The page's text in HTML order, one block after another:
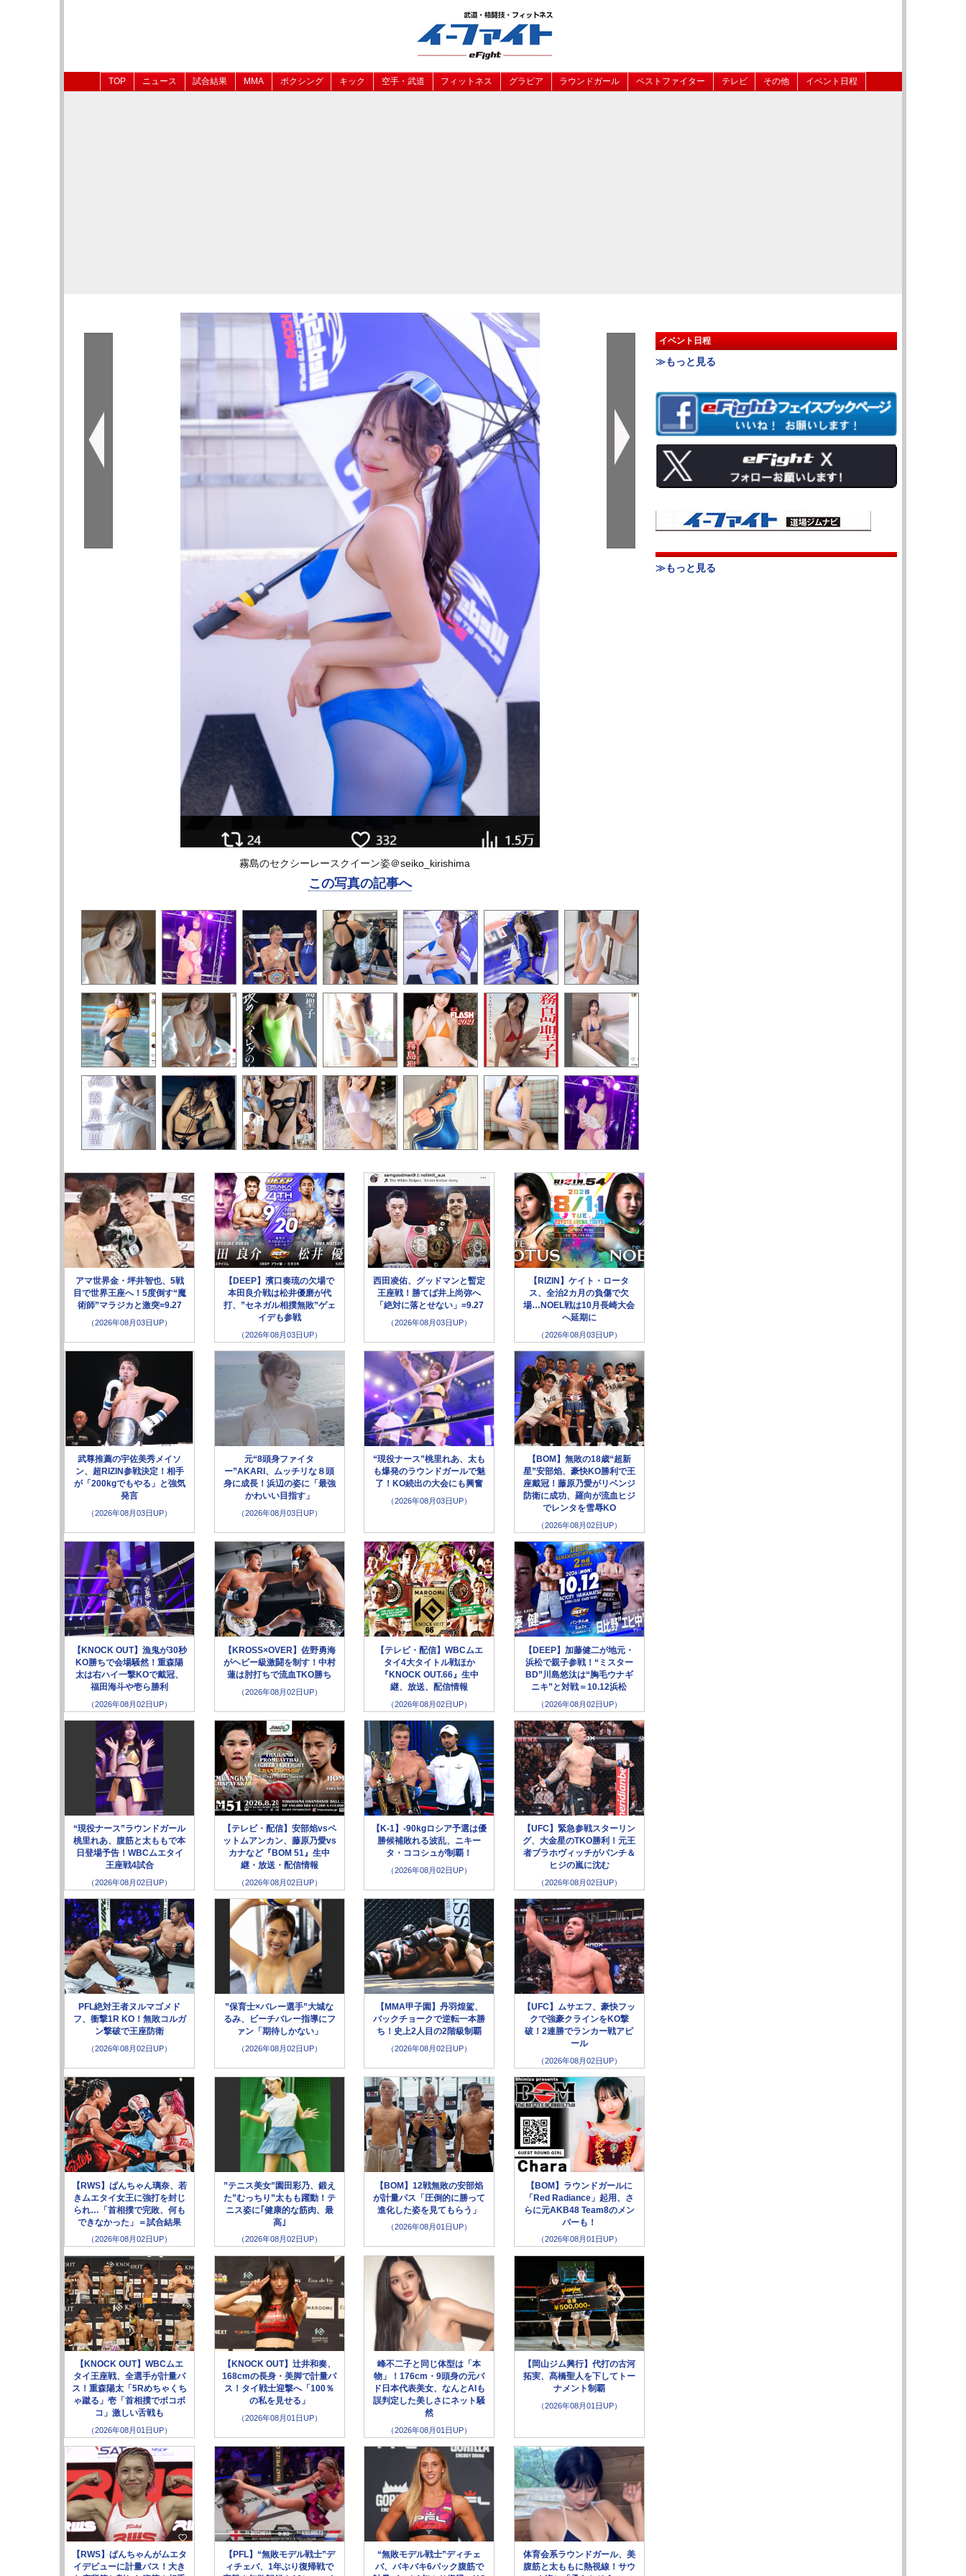
TOP ニュース 試合結果 MMA ボクシング キック 空手・武道 フィットネス グラビア ラウンドガール ベストファイター テレビ その他 イベント日程
霧島のセクシーレースクイーン姿＠seiko_kirishima
この写真の記事へ
アマ世界金・坪井智也、5戦
目で世界王座へ！5度倒す“魔
術師”マラジカと激突=9.27
（2026年08月03日UP）
【DEEP】濱口奏琉の欠場で
本田良介戦は松井優磨が代
打、”セネガル相撲無敗”ゲェ
イデも参戦
（2026年08月03日UP）
西田凌佑、グッドマンと暫定
王座戦！勝てば井上尚弥へ
「絶対に落とせない」=9.27
（2026年08月03日UP）
【RIZIN】ケイト・ロータ
ス、全治2カ月の負傷で欠
場…NOEL戦は10月長崎大会
へ延期に
（2026年08月03日UP）
武尊推薦の宇佐美秀メイソ
ン、超RIZIN参戦決定！相手
が「200kgでもやる」と強気
発言
（2026年08月03日UP）
元“8頭身ファイタ
ー”AKARI、ムッチリな８頭
身に成長！浜辺の姿に「最強
かわいい目指す」
（2026年08月03日UP）
“現役ナース”桃里れあ、太も
も爆発のラウンドガールで魅
了！KO続出の大会にも興奮
（2026年08月03日UP）
【BOM】無敗の18歳“超新
星”安部焰、豪快KO勝利で王
座戴冠！藤原乃愛がリベンジ
防衛に成功、羅向が流血ヒジ
でレンタを雪辱KO
（2026年08月02日UP）
【KNOCK OUT】漁鬼が30秒
KO勝ちで会場騒然！重森陽
太は右ハイ一撃KOで戴冠、
福田海斗や壱ら勝利
（2026年08月02日UP）
【KROSS×OVER】佐野勇海
がヘビー級激闘を制す！中村
蓮は肘打ちで流血TKO勝ち
（2026年08月02日UP）
【テレビ・配信】WBCムエ
タイ4大タイトル戦ほか
『KNOCK OUT.66』生中
継、放送、配信情報
（2026年08月02日UP）
【DEEP】加藤健二が地元・
浜松で親子参戦！“ミスター
BD”川島悠汰は“胸毛ウナギ
ニキ”と対戦＝10.12浜松
（2026年08月02日UP）
“現役ナース”ラウンドガール
桃里れあ、腹筋と太ももで本
日登場予告！WBCムエタイ
王座戦4試合
（2026年08月02日UP）
【テレビ・配信】安部焰vsペ
ットムアンカン、藤原乃愛vs
カナなど『BOM 51』生中
継・放送・配信情報
（2026年08月02日UP）
【K-1】-90kgロシア予選は優
勝候補敗れる波乱、ニキー
タ・ココシュが制覇！
（2026年08月02日UP）
【UFC】緊急参戦スターリン
グ、大金星のTKO勝利！元王
者ブラホヴィッチがパンチ＆
ヒジの嵐に沈む
（2026年08月02日UP）
PFL絶対王者ヌルマゴメド
フ、衝撃1R KO！無敗コルガ
ン撃破で王座防衛
（2026年08月02日UP）
”保育士×バレー選手”大城な
るみ、ビーチバレー指導にフ
ァン「期待しかない」
（2026年08月02日UP）
【MMA甲子園】丹羽煌駕、
バックチョークで逆転一本勝
ち！史上2人目の2階級制覇
（2026年08月02日UP）
【UFC】ムサエフ、豪快フッ
クで強豪クラインをKO撃
破！2連勝でランカー戦アピ
ール
（2026年08月02日UP）
【RWS】ぱんちゃん璃奈、若
きムエタイ女王に強打を封じ
られ…「首相撲で完敗、何も
できなかった」＝試合結果
（2026年08月02日UP）
”テニス美女”園田彩乃、鍛え
た”むっちり”太もも躍動！テ
ニス姿に｢健康的な筋肉、最
高｣
（2026年08月02日UP）
【BOM】12戦無敗の安部焰
が計量パス「圧倒的に勝って
進化した姿を見てもらう」
（2026年08月01日UP）
【BOM】ラウンドガールに
「Red Radiance」起用、さ
らに元AKB48 Team8のメン
バーも！
（2026年08月01日UP）
【KNOCK OUT】WBCムエ
タイ王座戦、全選手が計量パ
ス！重森陽太「5Rめちゃくち
ゃ蹴る」壱「首相撲でボコボ
コ」激しい舌戦も
（2026年08月01日UP）
【KNOCK OUT】辻井和奏、
168cmの長身・美脚で計量パ
ス！タイ戦士迎撃へ「100％
の私を見せる」
（2026年08月01日UP）
峰不二子と同じ体型は「本
物」！176cm・9頭身の元バ
ド日本代表美女、なんとAIも
誤判定した美しさにネット騒
然
（2026年08月01日UP）
【岡山ジム興行】代打の古河
拓実、髙橋聖人を下してトー
ナメント制覇
（2026年08月01日UP）
【RWS】ぱんちゃんがムエタ
イデビューに計量パス！大き
【PFL】“無敗モデル戦士”デ
ィチェバ、1年ぶり復帰戦で
“無敗モデル戦士”ディチェ
バ、バキバキ6パック腹筋で
体育会系ラウンドガール、美
腹筋と太ももに熱視線！サウ
イベント日程
≫もっと見る
≫もっと見る